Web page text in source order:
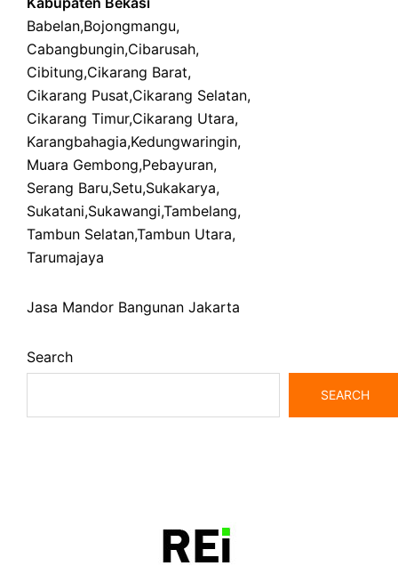
Babelan,Bojongmangu,
Cabangbungin,Cibarusah,
Cibitung,Cikarang Barat,
Cikarang Pusat,Cikarang Selatan,
Cikarang Timur,Cikarang Utara,
Karangbahagia,Kedungwaringin,
Muara Gembong,Pebayuran,
Serang Baru,Setu,Sukakarya,
Sukatani,Sukawangi,Tambelang,
Tambun Selatan,Tambun Utara,
Tarumajaya
Jasa Mandor Bangunan Jakarta
Search
SEARCH